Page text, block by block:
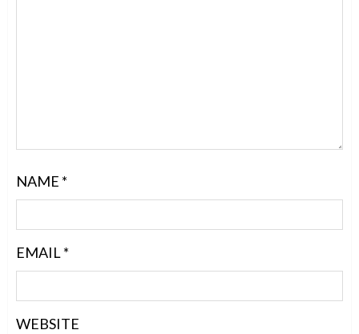
NAME *
EMAIL*
WEBSITE